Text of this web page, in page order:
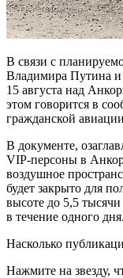
В связи с
Владимира Путина и
15 августа над
этом говорится в
гражданской
В документе,
VIP-персоны в
воздушное
будет закрыто для
высоте до 5,5
в течение одного дня.
Насколько
Нажмите на звезду,